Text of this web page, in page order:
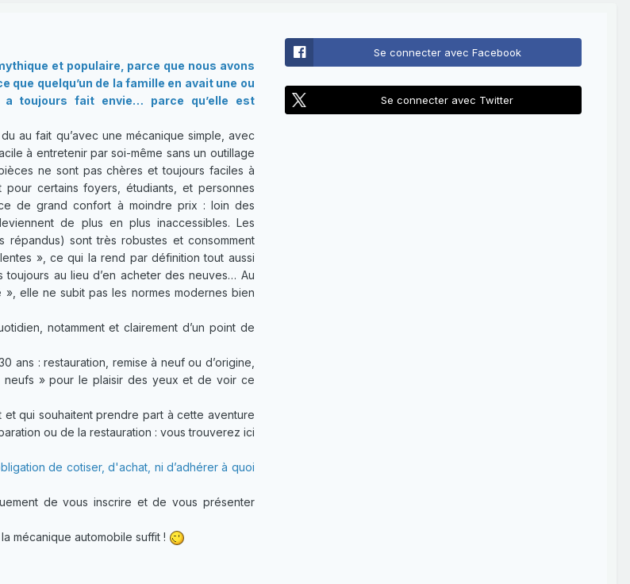
et populaire, parce que nous avons
que quelqu’un de la famille en avait une ou
a toujours fait envie… parce qu’elle est
au fait qu’avec une mécanique simple, avec
à entretenir par soi-même sans un outillage
ne sont pas chères et toujours faciles à
pour certains foyers, étudiants, et personnes
de grand confort à moindre prix : loin des
de plus en plus inaccessibles. Les
répandus) sont très robustes et consomment
», ce qui la rend par définition tout aussi
toujours au lieu d’en acheter des neuves… Au
elle ne subit pas les normes modernes bien
notamment et clairement d’un point de
ans : restauration, remise à neuf ou d’origine,
» pour le plaisir des yeux et de voir ce
qui souhaitent prendre part à cette aventure
ou de la restauration : vous trouverez ici
de cotiser, d'achat, ni d’adhérer à quoi
de vous inscrire et de vous présenter
mécanique automobile suffit !
Se connecter avec Facebook
Se connecter avec Twitter